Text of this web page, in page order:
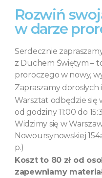
Rozwiń
w darze
Serdecznie
z Duchem Świętym –
proroczego w nowy,
Zapraszamy dorosłych
Warsztat odbędzie się
od godziny 11:00 do
Widzimy się w
Nowoursynowskiej
p.)
Koszt to 80 zł od
zapewniamy